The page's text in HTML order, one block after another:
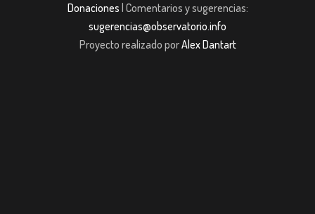
Donaciones | Comentarios y sugerencias:
sugerencias@observatorio.info
Proyecto realizado porAlex Dantart